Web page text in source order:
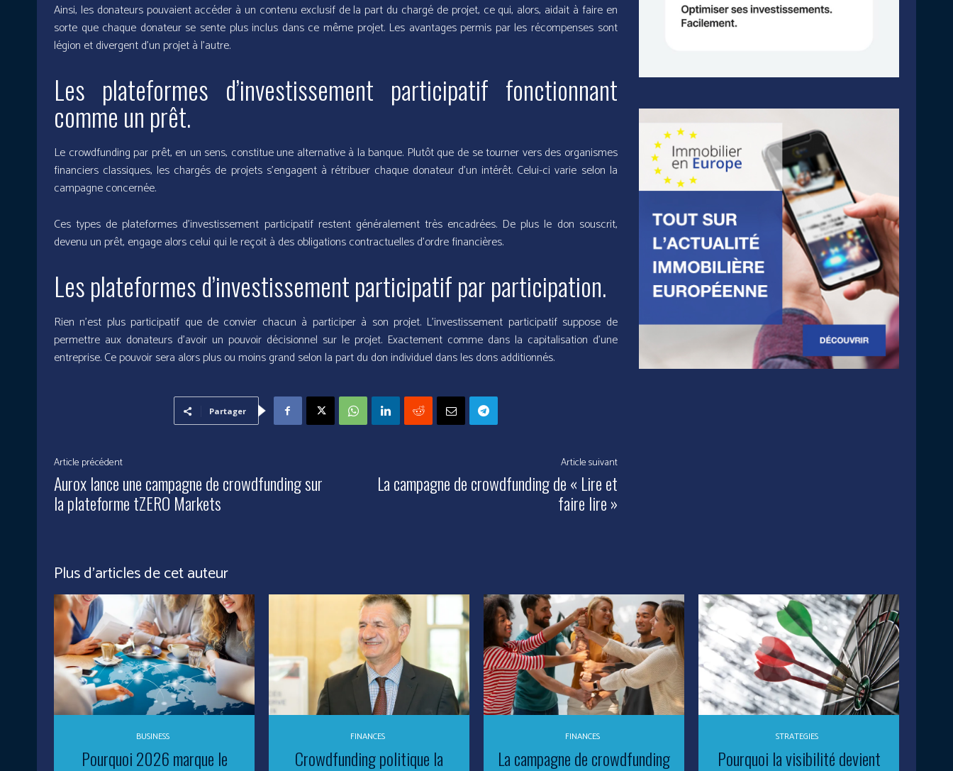
Ainsi, les donateurs pouvaient accéder à un contenu exclusif de la part du chargé de projet, ce qui, alors, aidait à faire en
sorte que chaque donateur se sente plus inclus dans ce même projet. Les avantages permis par les récompenses sont
légion et divergent d’un projet à l’autre.
Les plateformes d’investissement participatif fonctionnant
comme un prêt.
Le crowdfunding par prêt, en un sens, constitue une alternative à la banque. Plutôt que de se tourner vers des organismes
financiers classiques, les chargés de projets s’engagent à rétribuer chaque donateur d’un intérêt. Celui-ci varie selon la
campagne concernée.
Ces types de plateformes d’investissement participatif restent généralement très encadrées. De plus le don souscrit,
devenu un prêt, engage alors celui qui le reçoit à des obligations contractuelles d’ordre financières.
Les plateformes d’investissement participatif par participation.
Rien n’est plus participatif que de convier chacun à participer à son projet. L’investissement participatif suppose de
permettre aux donateurs d’avoir un pouvoir décisionnel sur le projet. Exactement comme dans la capitalisation d’une
entreprise. Ce pouvoir sera alors plus ou moins grand selon la part du don individuel dans les dons additionnés.
Partager
Article précédent
Aurox lance une campagne de crowdfunding sur
la plateforme tZERO Markets
Article suivant
La campagne de crowdfunding de « Lire et
faire lire »
Plus d'articles de cet auteur
BUSINESS
Pourquoi 2026 marque le
FINANCES
Crowdfunding politique la
FINANCES
La campagne de crowdfunding
STRATEGIES
Pourquoi la visibilité devient